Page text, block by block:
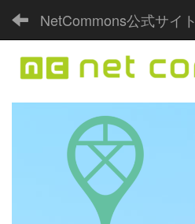
NetCommons公式サイト